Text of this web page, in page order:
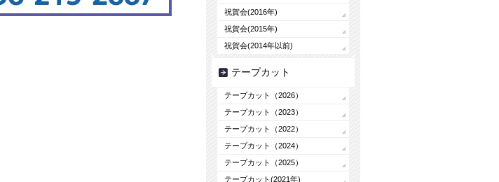
祝賀会(2016年)
祝賀会(2015年)
祝賀会(2014年以前)
テープカット
テープカット（2026）
テープカット（2023）
テープカット（2022）
テープカット（2024）
テープカット（2025）
テープカット(2021年)